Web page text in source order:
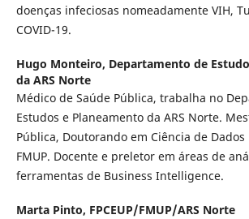
doenças infeciosas nomeadamente VIH,
COVID-19.
Hugo Monteiro, Departamento de
da ARS Norte
Médico de Saúde Pública, trabalha no
Estudos e Planeamento da ARS Norte.
Pública, Doutorando em Ciência de Dados
FMUP. Docente e preletor em áreas de
ferramentas de Business Intelligence.
Marta Pinto, FPCEUP/FMUP/ARS Norte